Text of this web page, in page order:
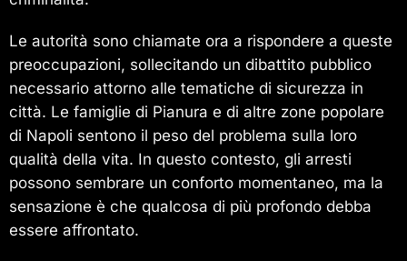
Le autorità sono chiamate ora a rispondere a queste
preoccupazioni, sollecitando un dibattito pubblico
necessario attorno alle tematiche di sicurezza in
città. Le famiglie di Pianura e di altre zone popolare
di Napoli sentono il peso del problema sulla loro
qualità della vita. In questo contesto, gli arresti
possono sembrare un conforto momentaneo, ma la
sensazione è che qualcosa di più profondo debba
essere affrontato.